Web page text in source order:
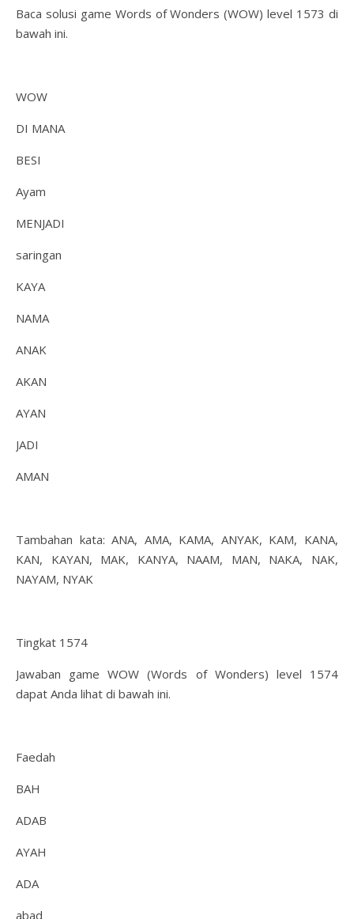
Baca solusi game Words of Wonders (WOW) level 1573 di
bawah ini.
WOW
DI MANA
BESI
Ayam
MENJADI
saringan
KAYA
NAMA
ANAK
AKAN
AYAN
JADI
AMAN
Tambahan kata: ANA, AMA, KAMA, ANYAK, KAM, KANA,
KAN, KAYAN, MAK, KANYA, NAAM, MAN, NAKA, NAK,
NAYAM, NYAK
Tingkat 1574
Jawaban game WOW (Words of Wonders) level 1574
dapat Anda lihat di bawah ini.
Faedah
BAH
ADAB
AYAH
ADA
abad